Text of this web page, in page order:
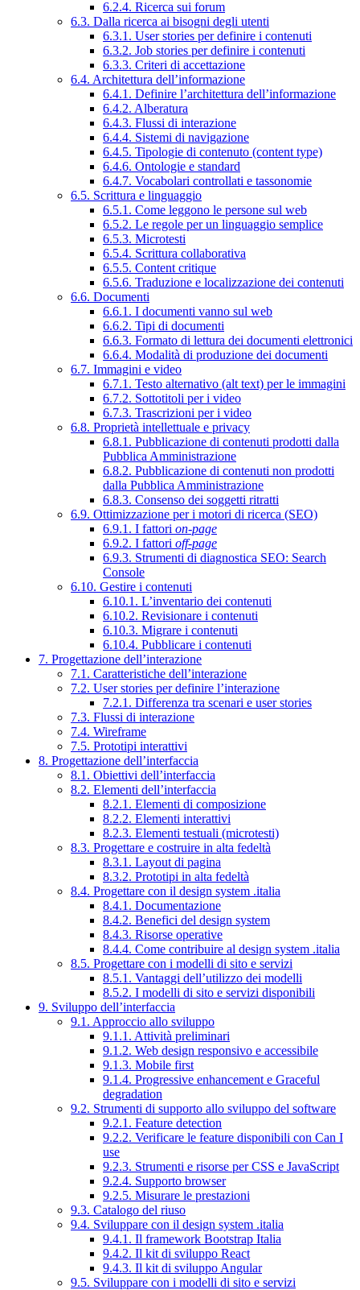
6.2.4. Ricerca sui forum
6.3. Dalla ricerca ai bisogni degli utenti
6.3.1. User stories per definire i contenuti
6.3.2. Job stories per definire i contenuti
6.3.3. Criteri di accettazione
6.4. Architettura dell’informazione
6.4.1. Definire l’architettura dell’informazione
6.4.2. Alberatura
6.4.3. Flussi di interazione
6.4.4. Sistemi di navigazione
6.4.5. Tipologie di contenuto (content type)
6.4.6. Ontologie e standard
6.4.7. Vocabolari controllati e tassonomie
6.5. Scrittura e linguaggio
6.5.1. Come leggono le persone sul web
6.5.2. Le regole per un linguaggio semplice
6.5.3. Microtesti
6.5.4. Scrittura collaborativa
6.5.5. Content critique
6.5.6. Traduzione e localizzazione dei contenuti
6.6. Documenti
6.6.1. I documenti vanno sul web
6.6.2. Tipi di documenti
6.6.3. Formato di lettura dei documenti elettronici
6.6.4. Modalità di produzione dei documenti
6.7. Immagini e video
6.7.1. Testo alternativo (alt text) per le immagini
6.7.2. Sottotitoli per i video
6.7.3. Trascrizioni per i video
6.8. Proprietà intellettuale e privacy
6.8.1. Pubblicazione di contenuti prodotti dalla
Pubblica Amministrazione
6.8.2. Pubblicazione di contenuti non prodotti
dalla Pubblica Amministrazione
6.8.3. Consenso dei soggetti ritratti
6.9. Ottimizzazione per i motori di ricerca (SEO)
6.9.1. I fattori on-page
6.9.2. I fattori off-page
6.9.3. Strumenti di diagnostica SEO: Search
Console
6.10. Gestire i contenuti
6.10.1. L’inventario dei contenuti
6.10.2. Revisionare i contenuti
6.10.3. Migrare i contenuti
6.10.4. Pubblicare i contenuti
7. Progettazione dell’interazione
7.1. Caratteristiche dell’interazione
7.2. User stories per definire l’interazione
7.2.1. Differenza tra scenari e user stories
7.3. Flussi di interazione
7.4. Wireframe
7.5. Prototipi interattivi
8. Progettazione dell’interfaccia
8.1. Obiettivi dell’interfaccia
8.2. Elementi dell’interfaccia
8.2.1. Elementi di composizione
8.2.2. Elementi interattivi
8.2.3. Elementi testuali (microtesti)
8.3. Progettare e costruire in alta fedeltà
8.3.1. Layout di pagina
8.3.2. Prototipi in alta fedeltà
8.4. Progettare con il design system .italia
8.4.1. Documentazione
8.4.2. Benefici del design system
8.4.3. Risorse operative
8.4.4. Come contribuire al design system .italia
8.5. Progettare con i modelli di sito e servizi
8.5.1. Vantaggi dell’utilizzo dei modelli
8.5.2. I modelli di sito e servizi disponibili
9. Sviluppo dell’interfaccia
9.1. Approccio allo sviluppo
9.1.1. Attività preliminari
9.1.2. Web design responsivo e accessibile
9.1.3. Mobile first
9.1.4. Progressive enhancement e Graceful
degradation
9.2. Strumenti di supporto allo sviluppo del software
9.2.1. Feature detection
9.2.2. Verificare le feature disponibili con Can I
use
9.2.3. Strumenti e risorse per CSS e JavaScript
9.2.4. Supporto browser
9.2.5. Misurare le prestazioni
9.3. Catalogo del riuso
9.4. Sviluppare con il design system .italia
9.4.1. Il framework Bootstrap Italia
9.4.2. Il kit di sviluppo React
9.4.3. Il kit di sviluppo Angular
9.5. Sviluppare con i modelli di sito e servizi